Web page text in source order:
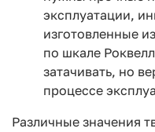
эксплуатации,
изготовленные
по шкале
затачивать, но
процессе
Различные значения